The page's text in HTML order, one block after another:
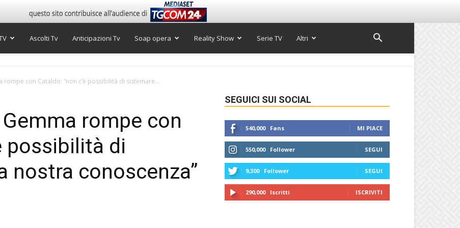
Ascolti Tv Anticipazioni Tv Soap opera Reality Show Serie TV Altri
rompe con Cataldo: “non c’è possibilità di sistemare...
rompe con
possibilità di
nostra conoscenza”
SEGUICI SUI SOCIAL
540,000 Fans MI PIACE
550,000 Follower SEGUI
9,300 Follower SEGUI
290,000 Iscritti ISCRIVITI